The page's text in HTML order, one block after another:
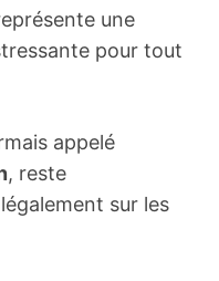
une
pour tout
appelé
, reste
sur les